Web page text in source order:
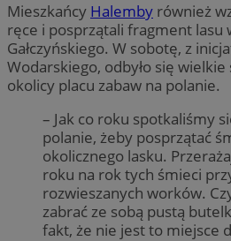
Mieszkańcy Halemby również
ręce i posprzątali fragment lasu
Gałczyńskiego. W sobotę, z
Wodarskiego, odbyło się
okolicy placu zabaw na polanie.
– Jak co roku spotkaliśmy
polanie, żeby posprzątać
okolicznego lasku.
roku na rok tych śmieci
rozwieszanych worków.
zabrać ze sobą pustą
fakt, że nie jest to miejsce